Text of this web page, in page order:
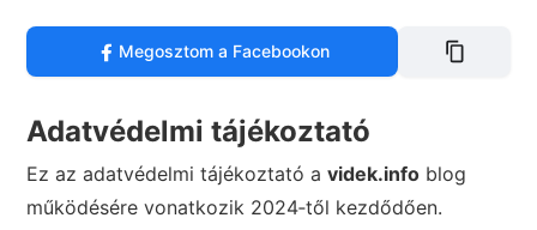
Megosztom a Facebookon
Adatvédelmi tájékoztató
Ez az adatvédelmi tájékoztató avidek.info blog
működésére vonatkozik 2024‑től kezdődően.